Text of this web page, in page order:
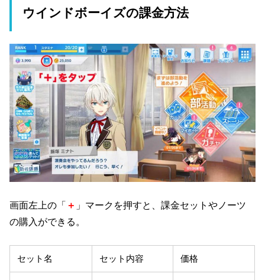
ウインドボーイズの課金方法
画面左上の「 ＋ 」マークを押すと、課金セットやノーツ
の購入ができる。
セット名 セット内容 価格